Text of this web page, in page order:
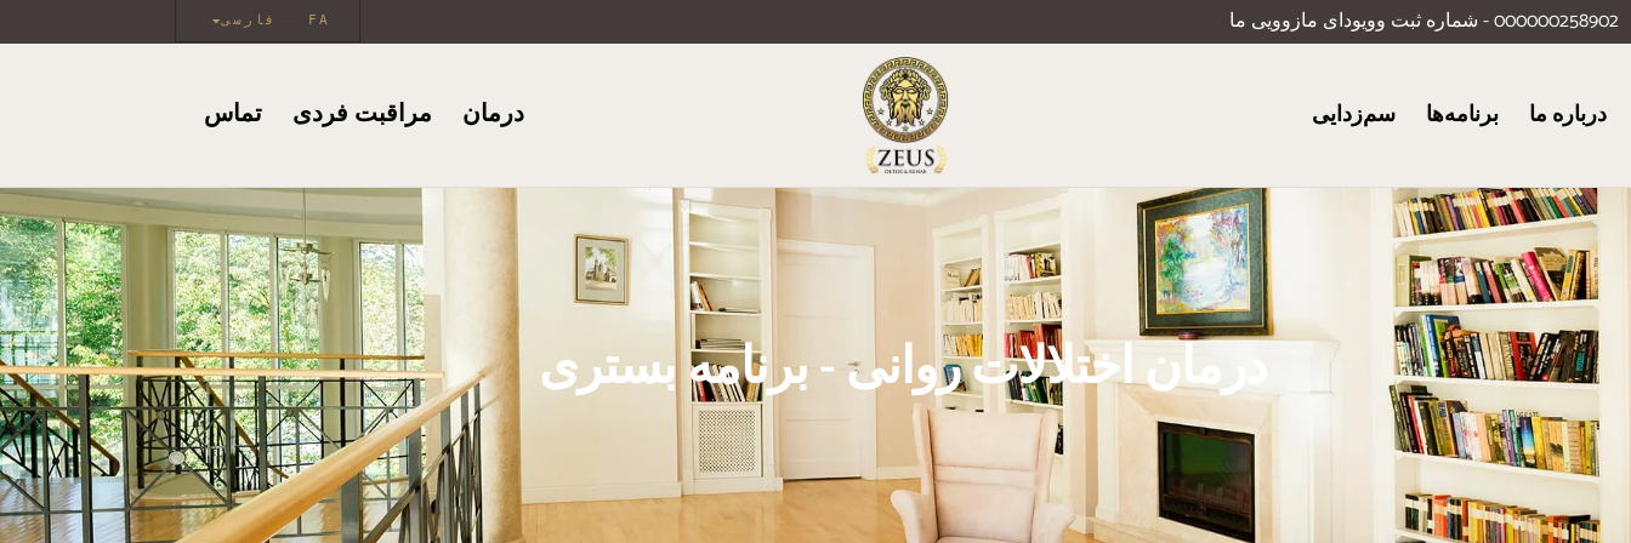
000000258902 - شماره ثبت وویودای مازوویی ما فارسی FA
درباره ما برنامه‌ها سم‌زدایی درمان مراقبت فردی تماس
درمان اختلالات روانی - برنامه بستری